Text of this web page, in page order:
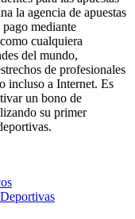
la agencia de apuestas
pago mediante
cualquiera
del mundo,
de profesionales
incluso a Internet. Es
un bono de
su primer